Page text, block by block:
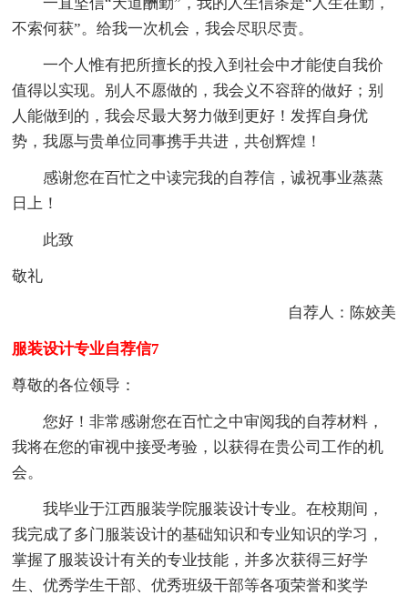
不索何获”。给我一次机会，我会尽职尽责。
一个人惟有把所擅长的投入到社会中才能使自我价
值得以实现。别人不愿做的，我会义不容辞的做好；别
人能做到的，我会尽最大努力做到更好！发挥自身优
势，我愿与贵单位同事携手共进，共创辉煌！
感谢您在百忙之中读完我的自荐信，诚祝事业蒸蒸
日上！
此致
敬礼
自荐人：陈姣美
服装设计专业自荐信7
尊敬的各位领导：
您好！非常感谢您在百忙之中审阅我的自荐材料，
我将在您的审视中接受考验，以获得在贵公司工作的机
会。
我毕业于江西服装学院服装设计专业。在校期间，
我完成了多门服装设计的基础知识和专业知识的学习，
掌握了服装设计有关的专业技能，并多次获得三好学
生、优秀学生干部、优秀班级干部等各项荣誉和奖学